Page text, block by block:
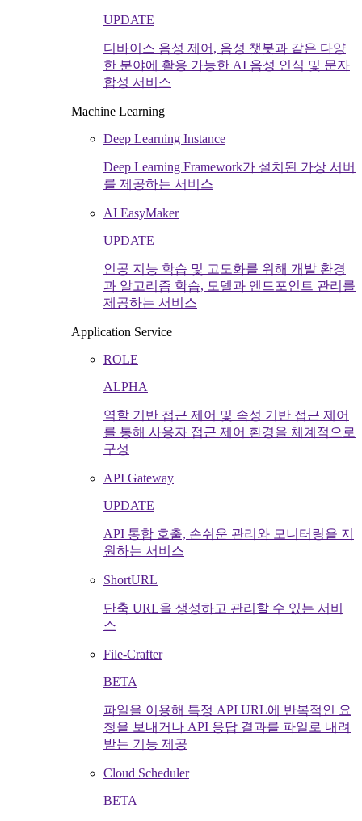
UPDATE
디바이스 음성 제어, 음성 챗봇과 같은 다양
한 분야에 활용 가능한 AI 음성 인식 및 문자
합성 서비스
Machine Learning
Deep Learning Instance
Deep Learning Framework가 설치된 가상 서버
를 제공하는 서비스
AI EasyMaker
UPDATE
인공 지능 학습 및 고도화를 위해 개발 환경
과 알고리즘 학습, 모델과 엔드포인트 관리를
제공하는 서비스
Application Service
ROLE
ALPHA
역할 기반 접근 제어 및 속성 기반 접근 제어
를 통해 사용자 접근 제어 환경을 체계적으로
구성
API Gateway
UPDATE
API 통합 호출, 손쉬운 관리와 모니터링을 지
원하는 서비스
ShortURL
단축 URL을 생성하고 관리할 수 있는 서비
스
File-Crafter
BETA
파일을 이용해 특정 API URL에 반복적인 요
청을 보내거나 API 응답 결과를 파일로 내려
받는 기능 제공
Cloud Scheduler
BETA